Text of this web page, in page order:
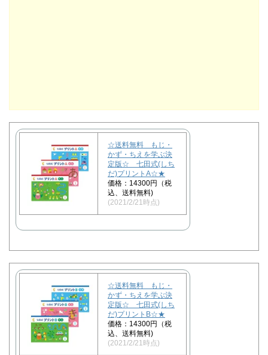
☆送料無料 もじ・
かず・ちえを学ぶ決
定版☆ 七田式(しち
だ)プリントA☆★
価格：14300円（税
込、送料無料)
(2021/2/21時点)
☆送料無料 もじ・
かず・ちえを学ぶ決
定版☆ 七田式(しち
だ)プリントB☆★
価格：14300円（税
込、送料無料)
(2021/2/21時点)